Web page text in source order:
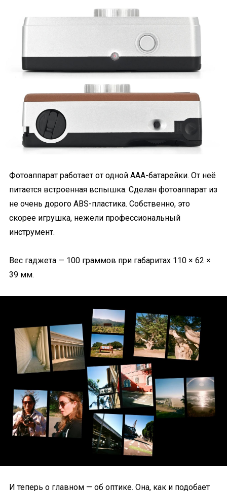
Фотоаппарат работает от одной ААА-батарейки. От неё
питается встроенная вспышка. Сделан фотоаппарат из
не очень дорого ABS-пластика. Собственно, это
скорее игрушка, нежели профессиональный
инструмент.
Вес гаджета — 100 граммов при габаритах 110 × 62 ×
39 мм.
И теперь о главном — об оптике. Она, как и подобает